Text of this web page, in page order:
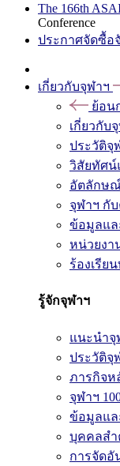
The 166th
Conference
ประกาศจัดซื้อ
เกี่ยวกับจุฬาฯ
ย้อน
เกี่ยวกับ
ประวัติจุ
วิสัยทัศน์
อัตลักษ
จุฬาฯ กั
ข้อมูลแ
หน่วยงา
ร้องเรีย
รู้จักจุฬาฯ
แนะนำจุ
ประวัติจุ
ภารกิจห
จุฬาฯ
ข้อมูลแ
บุคคลส
การจัดอั